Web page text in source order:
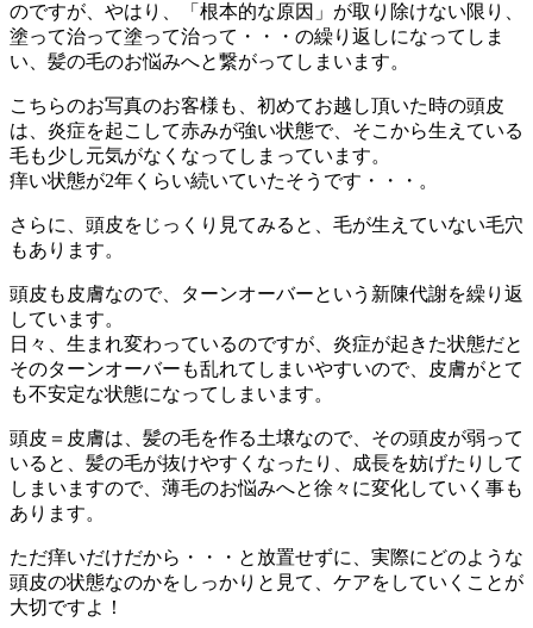
のですが、やはり、「根本的な原因」が取り除けない限り、
塗って治って塗って治って・・・の繰り返しになってしま
い、髪の毛のお悩みへと繋がってしまいます。
こちらのお写真のお客様も、初めてお越し頂いた時の頭皮
は、炎症を起こして赤みが強い状態で、そこから生えている
毛も少し元気がなくなってしまっています。
痒い状態が2年くらい続いていたそうです・・・。
さらに、頭皮をじっくり見てみると、毛が生えていない毛穴
もあります。
頭皮も皮膚なので、ターンオーバーという新陳代謝を繰り返
しています。
日々、生まれ変わっているのですが、炎症が起きた状態だと
そのターンオーバーも乱れてしまいやすいので、皮膚がとて
も不安定な状態になってしまいます。
頭皮＝皮膚は、髪の毛を作る土壌なので、その頭皮が弱って
いると、髪の毛が抜けやすくなったり、成長を妨げたりして
しまいますので、薄毛のお悩みへと徐々に変化していく事も
あります。
ただ痒いだけだから・・・と放置せずに、実際にどのような
頭皮の状態なのかをしっかりと見て、ケアをしていくことが
大切ですよ！